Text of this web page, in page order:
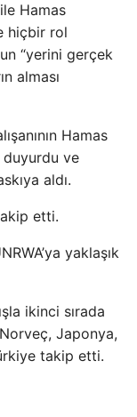
ile Hamas
hiçbir rol
“yerini gerçek
alması
Hamas
duyurdu ve
aldı.
etti.
yaklaşık
ikinci sırada
Japonya,
takip etti.